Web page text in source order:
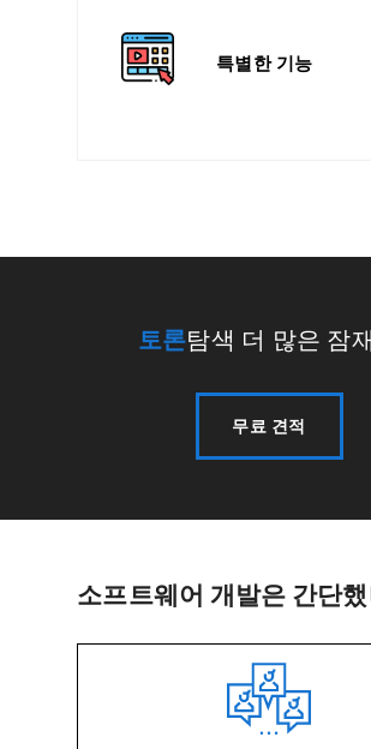
특별한 기능
토론탐색 더 많은 잠
무료 견적
소프트웨어 개발은 간단